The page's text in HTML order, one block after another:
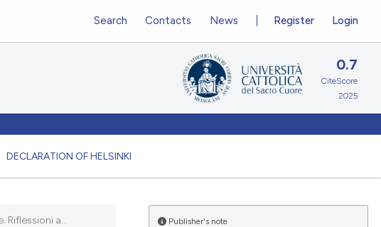
DECLARATION OF HELSINKI
Register Login
Search Contacts News
0.7
CiteScore
2025
a...
Publisher's note